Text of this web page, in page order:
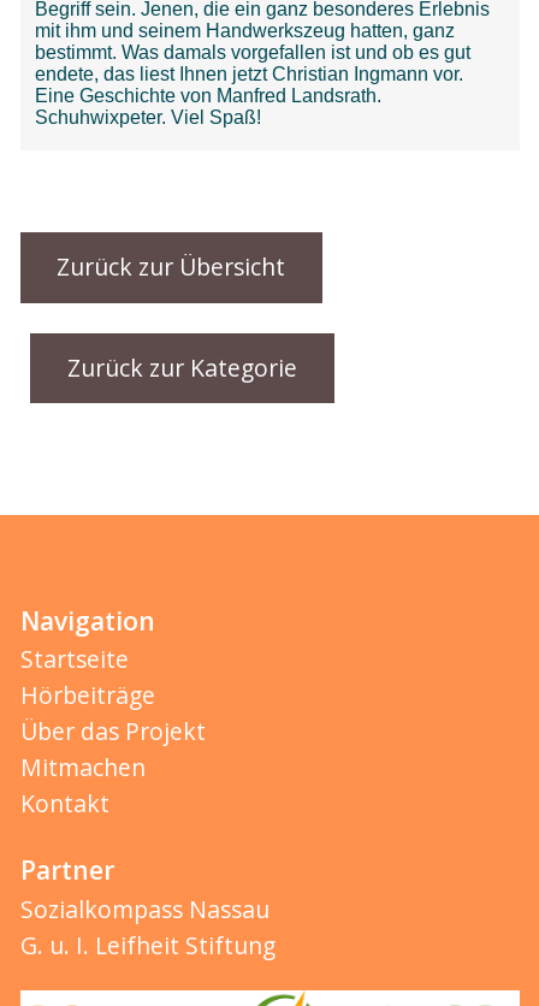
Zurück zur Übersicht
Zurück zur Kategorie
Navigation
Startseite
Hörbeiträge
Über das Projekt
Mitmachen
Kontakt
Partner
Sozialkompass Nassau
G. u. I. Leifheit Stiftung